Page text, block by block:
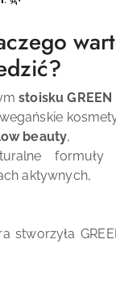
stoiskuGREEN
wegańskie
beauty,
formuły
aktywnych,
stworzyła